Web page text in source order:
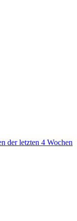
der letzten 4 Wochen